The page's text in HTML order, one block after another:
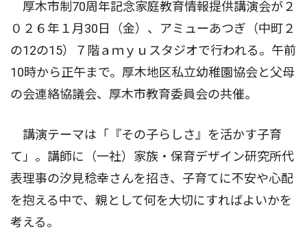
厚木市制70周年記念家庭教育情報提供講演会が２
０２６年１月30日（金）、アミューあつぎ（中町２
の12の15）７階ａｍｙｕスタジオで行われる。午前
10時から正午まで。厚木地区私立幼稚園協会と父母
の会連絡協議会、厚木市教育委員会の共催。
講演テーマは「『その子らしさ』を活かす子育
て」。講師に（一社）家族・保育デザイン研究所代
表理事の汐見稔幸さんを招き、子育てに不安や心配
を抱える中で、親として何を大切にすればよいかを
考える。